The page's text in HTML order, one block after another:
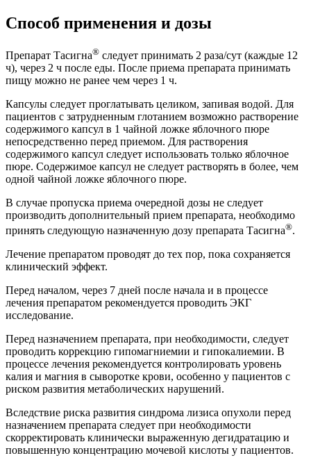
Способ применения и дозы
Препарат Тасигна® следует принимать 2 раза/сут (каждые 12
ч), через 2 ч после еды. После приема препарата принимать
пищу можно не ранее чем через 1 ч.
Капсулы следует проглатывать целиком, запивая водой. Для
пациентов с затрудненным глотанием возможно растворение
содержимого капсул в 1 чайной ложке яблочного пюре
непосредственно перед приемом. Для растворения
содержимого капсул следует использовать только яблочное
пюре. Содержимое капсул не следует растворять в более, чем
одной чайной ложке яблочного пюре.
В случае пропуска приема очередной дозы не следует
производить дополнительный прием препарата, необходимо
принять следующую назначенную дозу препарата Тасигна®.
Лечение препаратом проводят до тех пор, пока сохраняется
клинический эффект.
Перед началом, через 7 дней после начала и в процессе
лечения препаратом рекомендуется проводить ЭКГ
исследование.
Перед назначением препарата, при необходимости, следует
проводить коррекцию гипомагниемии и гипокалиемии. В
процессе лечения рекомендуется контролировать уровень
калия и магния в сыворотке крови, особенно у пациентов с
риском развития метаболических нарушений.
Вследствие риска развития синдрома лизиса опухоли перед
назначением препарата следует при необходимости
скорректировать клинически выраженную дегидратацию и
повышенную концентрацию мочевой кислоты у пациентов.